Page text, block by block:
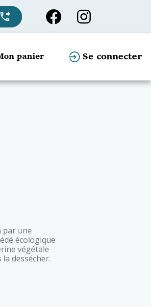
phone_forwarded
panier Se connecter
écologique
végétale
dessécher.